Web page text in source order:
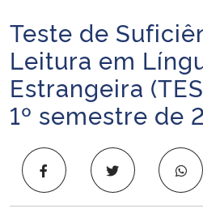
Ministério da Infraestrutura
Ministério da Agricultura, Pecuária e
Ministério da Educação
Ministério da Cidadania
Ministério da Saúde
Início do conteúdo
Teste de
Leitura em
Estrangeira
1º semestre de